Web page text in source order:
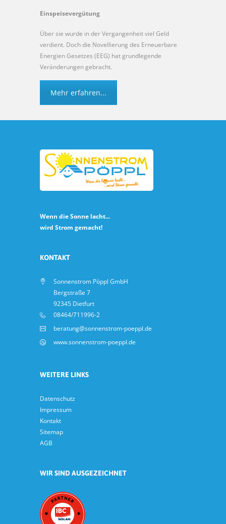
Einspeisevergütung
Über sie wurde in der Vergangenheit viel Geld
verdient. Doch die Novellierung des Erneuerbare
Energien Gesetzes (EEG) hat grundlegende
Veränderungen gebracht.
Mehr erfahren...
Wenn die Sonne lacht...
wird Strom gemacht!
KONTAKT
Sonnenstrom Pöppl GmbH
Bergstraße 7
92345 Dietfurt
08464/711996-2
beratung@sonnenstrom-poeppl.de
www.sonnenstrom-poeppl.de
WEITERE LINKS
Datenschutz
Impressum
Kontakt
Sitemap
AGB
WIR SIND AUSGEZEICHNET